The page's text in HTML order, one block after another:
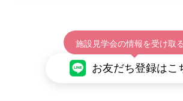
施設見学会の情報を受け取る
お友だち登録はこ